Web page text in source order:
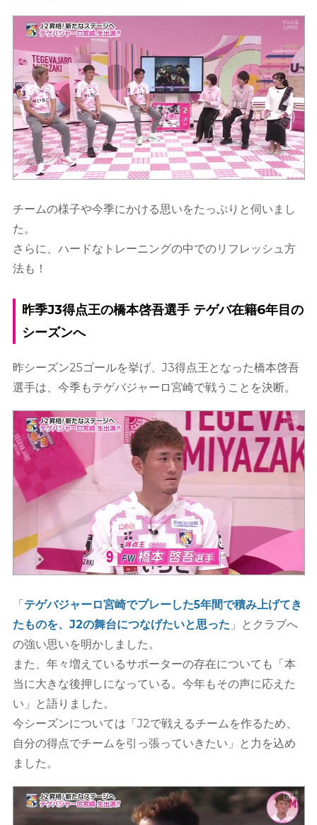
チームの様子や今季にかける思いをたっぷりと伺いまし
た。
さらに、ハードなトレーニングの中でのリフレッシュ方
法も！
昨季J3得点王の橋本啓吾選手 テゲバ在籍6年目の
シーズンへ
昨シーズン25ゴールを挙げ、J3得点王となった橋本啓吾
選手は、今季もテゲバジャーロ宮崎で戦うことを決断。
「テゲバジャーロ宮崎でプレーした5年間で積み上げてき
たものを、J2の舞台につなげたいと思った 」とクラブへ
の強い思いを明かしました。
また、年々増えているサポーターの存在についても「本
当に大きな後押しになっている。今年もその声に応えた
い」と語りました。
今シーズンについては「J2で戦えるチームを作るため、
自分の得点でチームを引っ張っていきたい」と力を込め
ました。